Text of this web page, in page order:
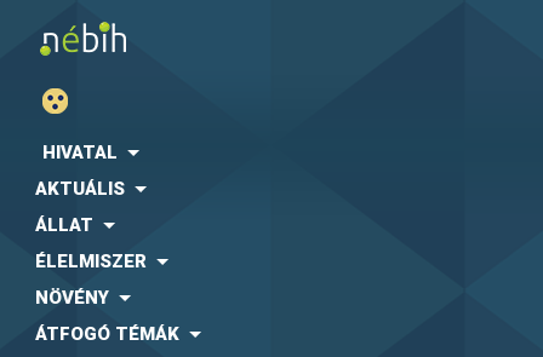
HIVATAL
AKTUÁLIS
ÁLLAT
ÉLELMISZER
NÖVÉNY
ÁTFOGÓ TÉMÁK